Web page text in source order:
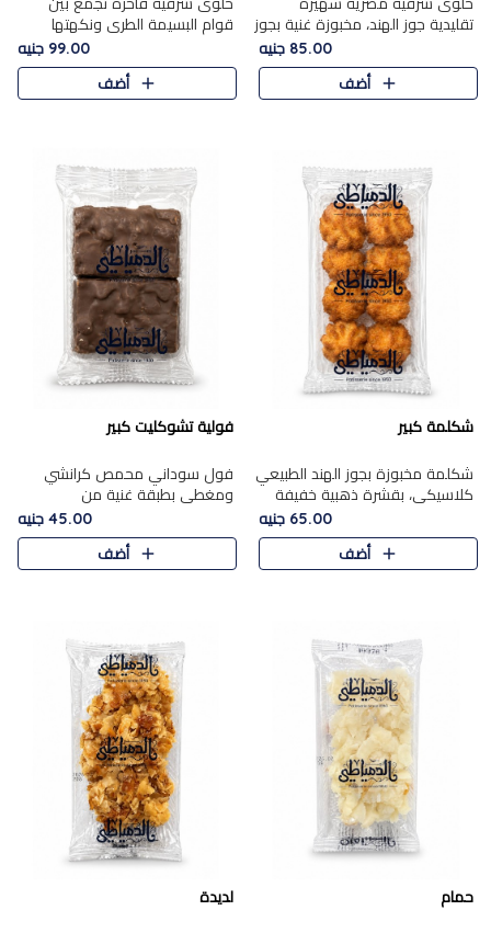
تقليدية جوز الهند، مخبوزة غنية بجوز
الهند، بلمسه ذهبية وتتميز بقوامها
المرمل وطعمها اللذيذ الذي يشبه
البسبوسة. تُخبز..
85.00 جنيه
أضف
قوام البسيمة الطري ونكهتها
الغنية، مزينة بتشكيلة مختارة من
اللوز والبندق والمكسرات الفاخرة.
مزيج متوازن من القوام ..
99.00 جنيه
أضف
شكلمة كبير
شكلمة مخبوزة بجوز الهند الطبيعي
كلاسيكي، بقشرة ذهبية خفيفة
وقلب طري رطب يذوب في الفم،
تمنحك المذاق الشرقي الحلو الأصيل
التقليدي في كل لقمة.
65.00 جنيه
أضف
فولية تشوكليت كبير
فول سوداني محمص كرانشي
ومغطى بطبقة غنية من
الشوكولاتة، يجمع بين طعم
القرمشة الأصيلة الكلاسكيكية
التقليدية للفول السوداني وحلاوة
45.00 جنيه
أضف
حمام لديدة